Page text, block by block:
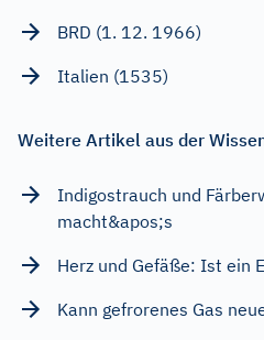
BRD (1. 12. 1966)
Italien (1535)
Weitere Artikel aus der
Indigostrauch und
macht&apos;s
Herz und Gefäße: Ist ein
Kann gefrorenes Gas